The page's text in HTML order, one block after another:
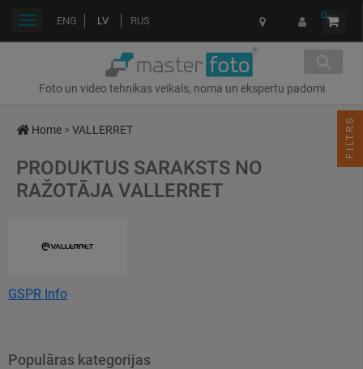
ENG LV RUS 0
Foto un video tehnikas veikals, noma un ekspertu padomi
Toggle
Home >VALLERRET
PRODUKTUS SARAKSTS NO
RAŽOTĀJA VALLERRET
GSPR Info
Populāras kategorijas
FILTRS